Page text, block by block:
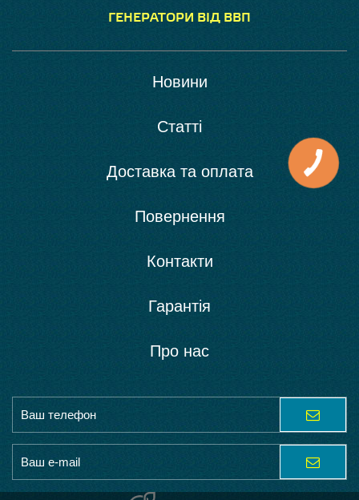
ГЕНЕРАТОРИ ВІД ВВП
Новини
Статті
Доставка та оплата
Повернення
Контакти
Гарантія
Про нас